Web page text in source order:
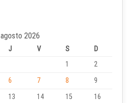
agosto 2026
J V S
D
1
2
6 7 8
9
13 14 15
16